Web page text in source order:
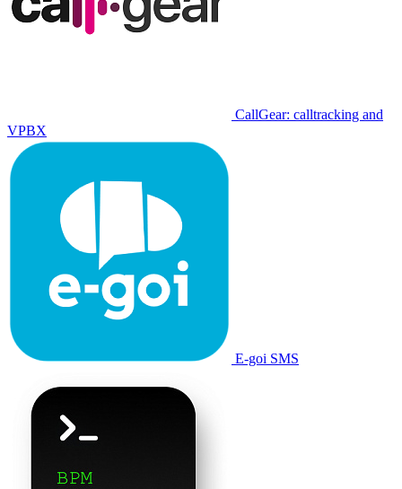
CallGear: calltracking and
VPBX
E-goi SMS